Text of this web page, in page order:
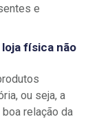
e
física não
ou seja, a
relação da